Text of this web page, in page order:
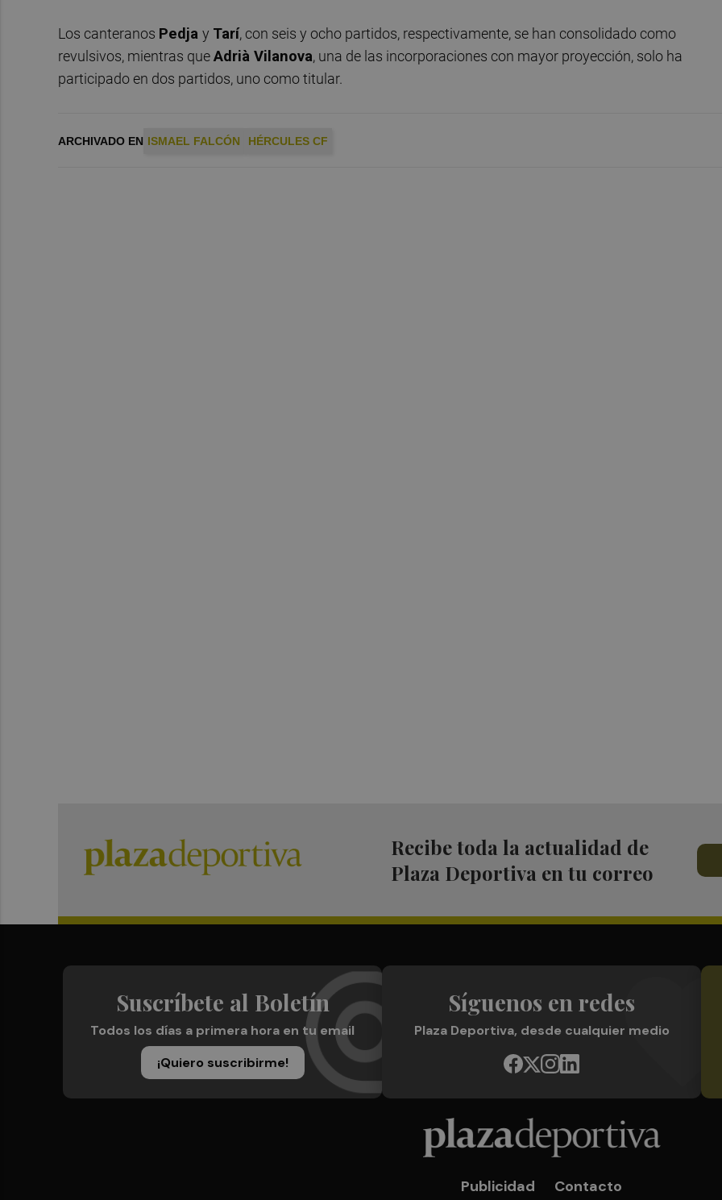
Los canteranos Pedja y Tarí, con seis y ocho partidos, respectivamente, se han consolidado como
revulsivos, mientras queAdrià Vilanova, una de las incorporaciones con mayor proyección, solo ha
participado en dos partidos, uno como titular.
ARCHIVADO EN ISMAEL FALCÓN HÉRCULES CF
Recibe toda la actualidad de
Plaza Deportiva en tu correo
Suscríbete al Boletín
Todos los días a primera hora en tu email
¡Quiero suscribirme!
Síguenos en redes
Plaza Deportiva, desde cualquier medio
Publicidad Contacto